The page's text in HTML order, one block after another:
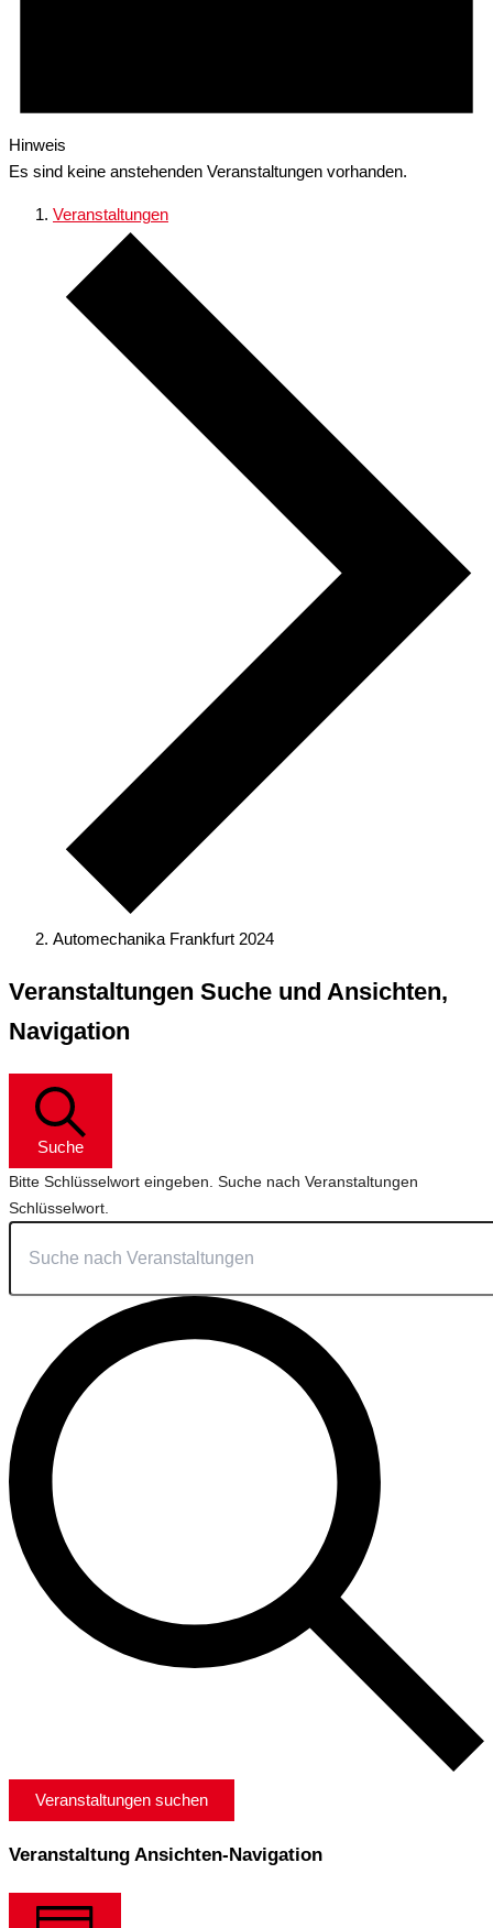
Hinweis
Es sind keine anstehenden Veranstaltungen vorhanden.
Veranstaltungen
Automechanika Frankfurt 2024
Veranstaltungen Suche und Ansichten,
Navigation
Suche
Bitte Schlüsselwort eingeben. Suche nach Veranstaltungen
Schlüsselwort.
Veranstaltungen suchen
Veranstaltung Ansichten-Navigation